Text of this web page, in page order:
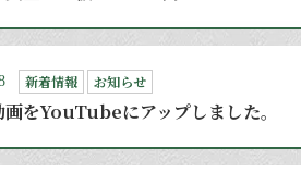
新着情報 お知らせ
をYouTubeにアップしました。